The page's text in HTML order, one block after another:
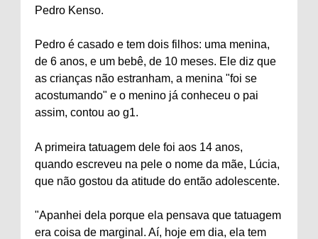
Pedro Kenso.
Pedro é casado e tem dois filhos: uma menina,
de 6 anos, e um bebê, de 10 meses. Ele diz que
as crianças não estranham, a menina "foi se
acostumando" e o menino já conheceu o pai
assim, contou ao g1.
A primeira tatuagem dele foi aos 14 anos,
quando escreveu na pele o nome da mãe, Lúcia,
que não gostou da atitude do então adolescente.
"Apanhei dela porque ela pensava que tatuagem
era coisa de marginal. Aí, hoje em dia, ela tem